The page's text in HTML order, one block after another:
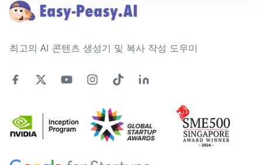
최고의 AI 콘텐츠 생성기 및 복사 작성 도우미